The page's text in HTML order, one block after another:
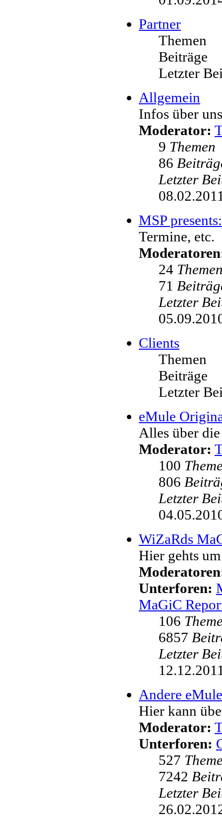
Partner
Themen
Beiträge
Letzter
Allgemein
Infos über
Moderator:
9 Themen
86
Letzter
MSP
Termine, etc.
24
71
Letzter
Clients
Themen
Beiträge
Letzter
eMule
Alles über
Moderator:
100
806
Letzter
WiZaRds
Hier gehts
Unterforen:
MaGiC
106
6857
Letzter
Andere
Hier kann
Moderator:
Unterforen:
527
7242
Letzter